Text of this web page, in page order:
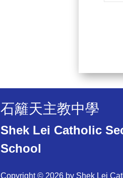
石籬天主教中學
Shek Lei Catholic
School
Copyright © 2026 by Shek Lei